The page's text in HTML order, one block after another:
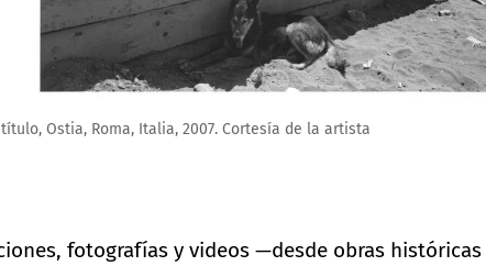
Cortesía de la artista
fotografías y videos —desde obras históricas